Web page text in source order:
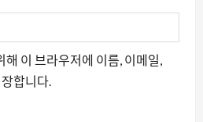
이 브라우저에 이름, 이메일,
합니다.